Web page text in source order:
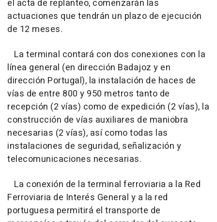
el acta de replanteo, comenzarán las
actuaciones que tendrán un plazo de ejecución
de 12 meses.
La terminal contará con dos conexiones con la
línea general (en dirección Badajoz y en
dirección Portugal), la instalación de haces de
vías de entre 800 y 950 metros tanto de
recepción (2 vías) como de expedición (2 vías), la
construcción de vías auxiliares de maniobra
necesarias (2 vías), así como todas las
instalaciones de seguridad, señalización y
telecomunicaciones necesarias.
La conexión de la terminal ferroviaria a la Red
Ferroviaria de Interés General y a la red
portuguesa permitirá el transporte de